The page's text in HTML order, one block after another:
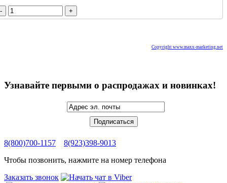
Copyright www.maxx-marketing.net
Узнавайте первыми о распродажах и новинках!
8(800)700-1157
8(923)398-9013
Чтобы позвонить, нажмите на номер телефона
Заказать звонок